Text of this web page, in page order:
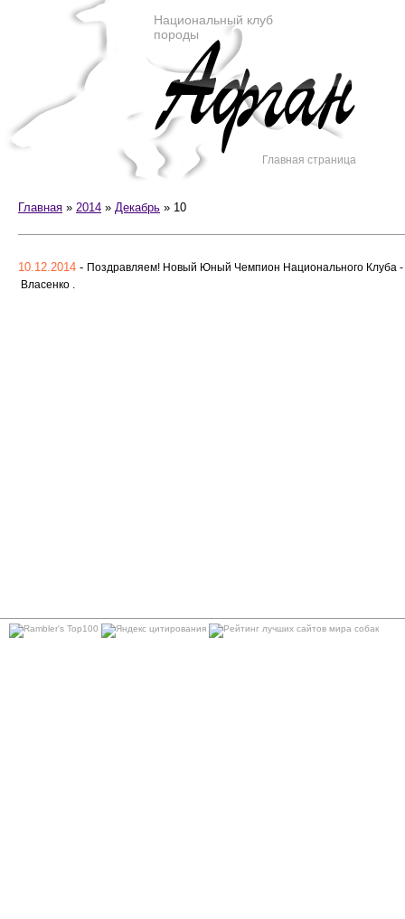
Национальный клуб
породы
Главная страница
Главная » 2014 » Декабрь » 10
10.12.2014 - Поздравляем! Новый Юный Чемпион Национального Клуба
Власенко .